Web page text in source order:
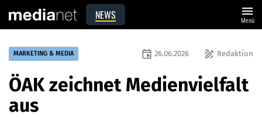
NEWS menu
Menü
MARKETING & MEDIA draw Redaktion
event 26.06.2026
ÖAK zeichnet Medienvielfalt
aus